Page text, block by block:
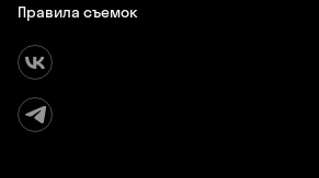
Правила съемок